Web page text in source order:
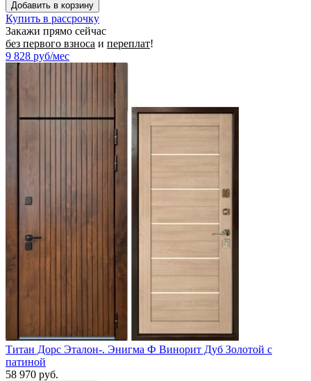
Купить в рассрочку
Закажи прямо сейчас
без первого взноса и переплат!
9 828 руб/мес
Титан Дорс Эталон-. Энигма Ф Винорит Дуб Золотой с
патиной
58 970 руб.